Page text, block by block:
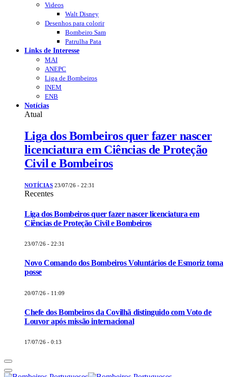
Videos
Walt Disney
Desenhos para colorir
Bombeiro Sam
Patrulha Pata
Links de Interesse
MAI
ANEPC
Liga de Bombeiros
INEM
ENB
Notícias
Atual
Liga dos Bombeiros quer fazer nascer
licenciatura em Ciências de Proteção
Civil e Bombeiros
NOTÍCIAS 23/07/26 - 22:31
Recentes
Liga dos Bombeiros quer fazer nascer licenciatura em
Ciências de Proteção Civil e Bombeiros
23/07/26 - 22:31
Novo Comando dos Bombeiros Voluntários de Esmoriz toma
posse
20/07/26 - 11:09
Chefe dos Bombeiros da Covilhã distinguido com Voto de
Louvor após missão internacional
17/07/26 - 0:13